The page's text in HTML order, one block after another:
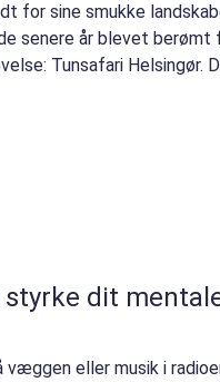
for sine smukke
senere år blevet berømt
Tunsafari Helsingør.
dit
væggen eller musik i